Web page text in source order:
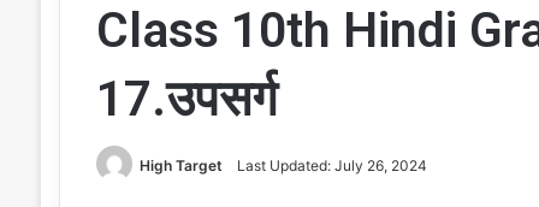
Class 10th Hindi
17.उपसर्ग
High Target Last Updated: July 26, 2024